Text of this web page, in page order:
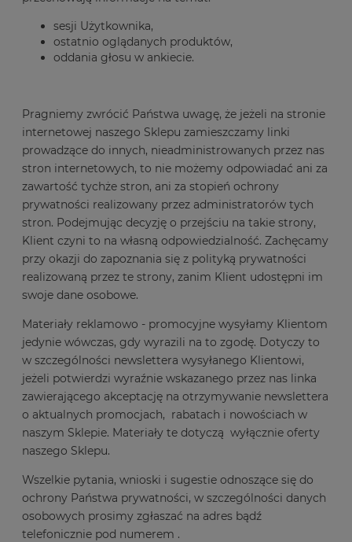
sesji Użytkownika,
ostatnio oglądanych produktów,
oddania głosu w ankiecie.
Pragniemy zwrócić Państwa uwagę, że jeżeli na stronie
internetowej naszego Sklepu zamieszczamy linki
prowadzące do innych, nieadministrowanych przez nas
stron internetowych, to nie możemy odpowiadać ani za
zawartość tychże stron, ani za stopień ochrony
prywatności realizowany przez administratorów tych
stron. Podejmując decyzję o przejściu na takie strony,
Klient czyni to na własną odpowiedzialność. Zachęcamy
przy okazji do zapoznania się z polityką prywatności
realizowaną przez te strony, zanim Klient udostępni im
swoje dane osobowe.
Materiały reklamowo - promocyjne wysyłamy Klientom
jedynie wówczas, gdy wyrazili na to zgodę. Dotyczy to
w szczególności newslettera wysyłanego Klientowi,
jeżeli potwierdzi wyraźnie wskazanego przez nas linka
zawierającego akceptację na otrzymywanie newslettera
o aktualnych promocjach, rabatach i nowościach w
naszym Sklepie. Materiały te dotyczą wyłącznie oferty
naszego Sklepu.
Wszelkie pytania, wnioski i sugestie odnoszące się do
ochrony Państwa prywatności, w szczególności danych
osobowych prosimy zgłaszać na adres bądź
telefonicznie pod numerem .